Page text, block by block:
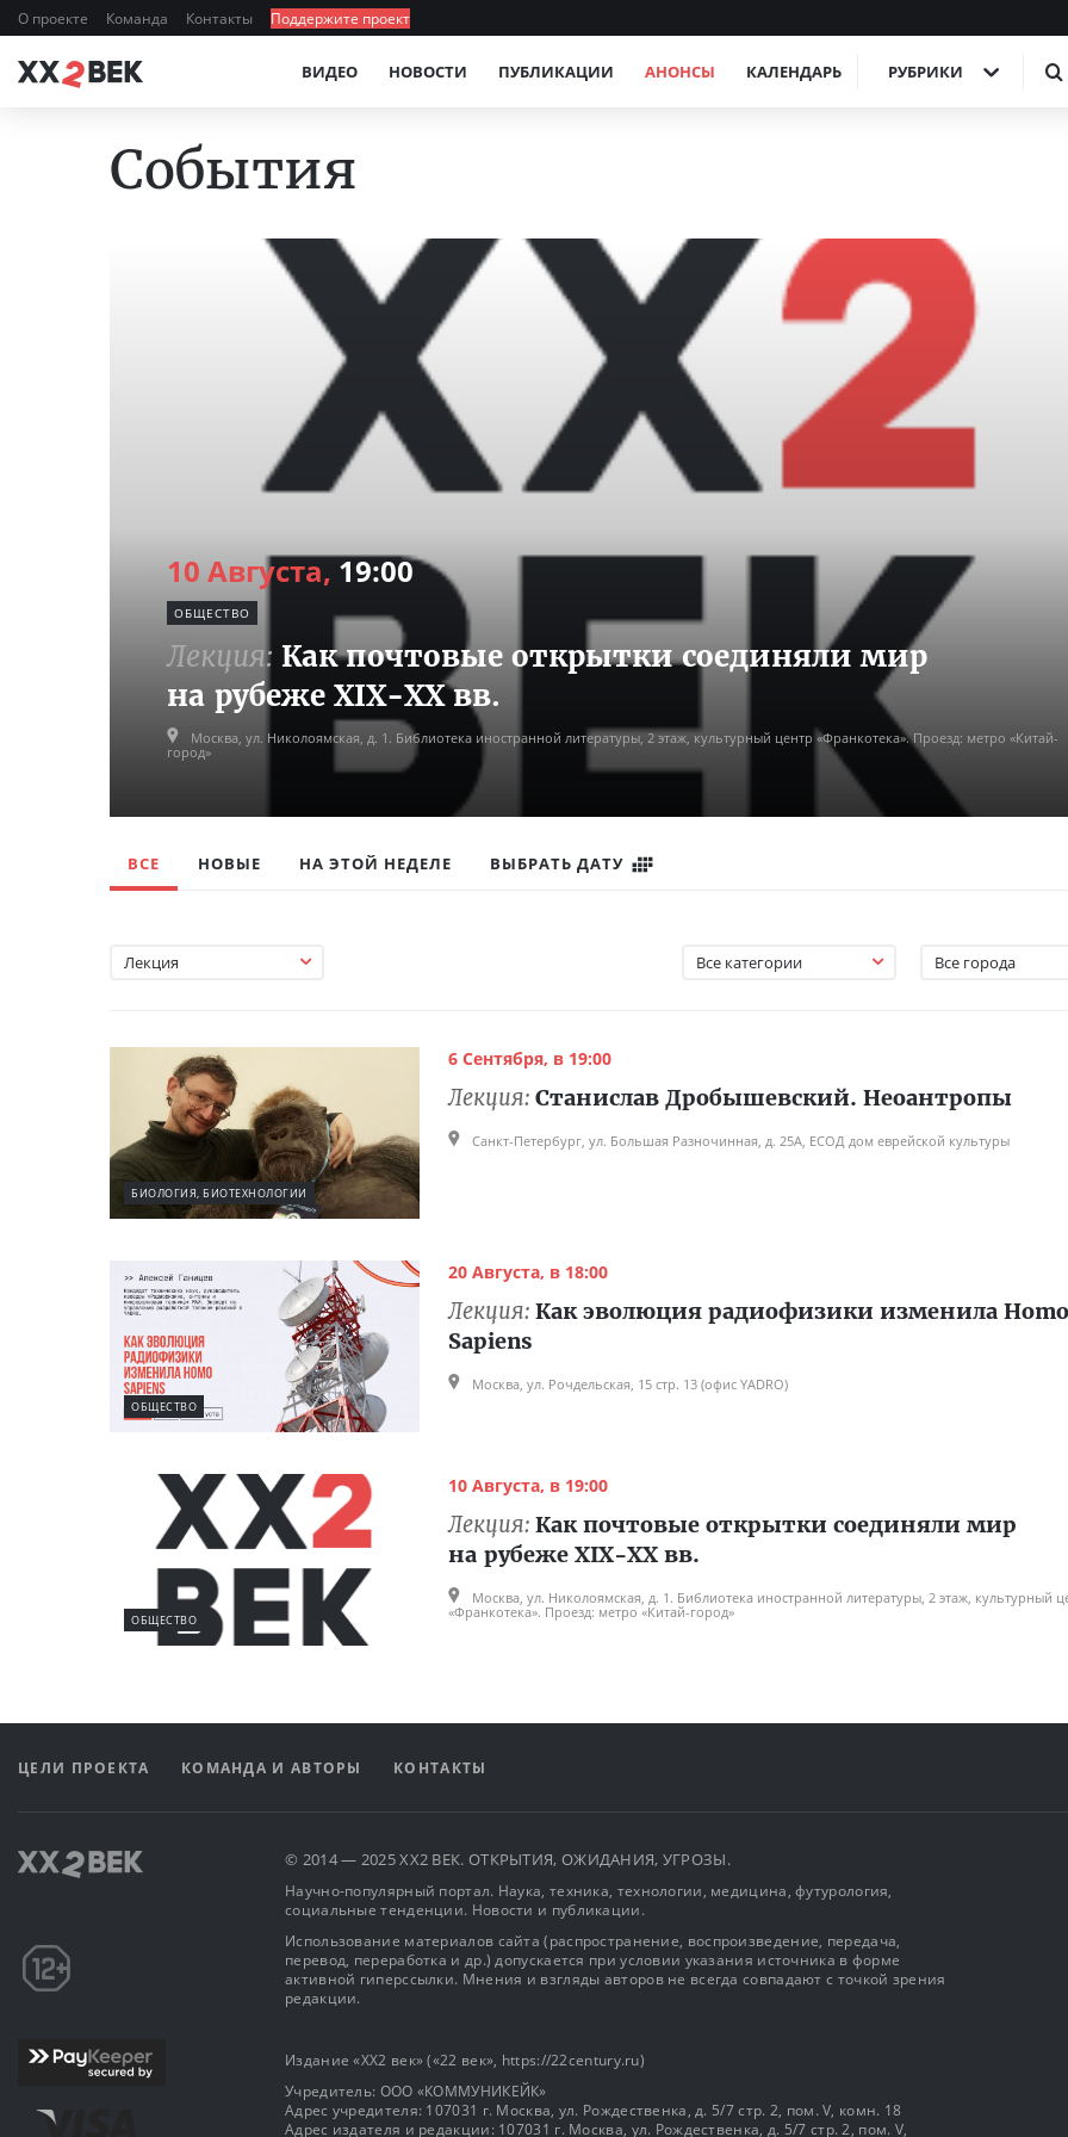
О проекте Команда Контакты Поддержите проект
ВИДЕО НОВОСТИ ПУБЛИКАЦИИ АНОНСЫ КАЛЕНДАРЬ РУБРИКИ
События
10 Августа,19:00
ОБЩЕСТВО
Лекция: Как почтовые открытки соединяли мир
на рубеже XIX-XX вв.
Москва, ул. Николоямская, д. 1. Библиотека иностранной литературы, 2 этаж, культурный центр «Франкотека». Проезд: метро «Китай-
город»
ВСЕ НОВЫЕ НА ЭТОЙ НЕДЕЛЕ ВЫБРАТЬ ДАТУ
Лекция Все категории Все города
БИОЛОГИЯ, БИОТЕХНОЛОГИИ
6 Сентября, в 19:00
Лекция: Станислав Дробышевский. Неоантропы
Санкт-Петербург, ул. Большая Разночинная, д. 25А, ЕСОД дом еврейской культуры
ОБЩЕСТВО
20 Августа, в 18:00
Лекция: Как эволюция радиофизики изменила Homo
Sapiens
Москва, ул. Рочдельская, 15 стр. 13 (офис YADRO)
ОБЩЕСТВО
10 Августа, в 19:00
Лекция: Как почтовые открытки соединяли мир
на рубеже XIX-XX вв.
Москва, ул. Николоямская, д. 1. Библиотека иностранной литературы, 2 этаж, культурный
«Франкотека». Проезд: метро «Китай-город»
ЦЕЛИ ПРОЕКТА КОМАНДА И АВТОРЫ КОНТАКТЫ
© 2014 — 2025 XX2 ВЕК. ОТКРЫТИЯ, ОЖИДАНИЯ, УГРОЗЫ.
Научно-популярный портал. Наука, техника, технологии, медицина, футурология,
социальные тенденции. Новости и публикации.
Использование материалов сайта (распространение, воспроизведение, передача,
перевод, переработка и др.) допускается при условии указания источника в форме
активной гиперссылки. Мнения и взгляды авторов не всегда совпадают с точкой зрения
редакции.
Издание «XX2 век» («22 век», https://22century.ru)
Учредитель: OOO «КОММУНИКЕЙК»
Адрес учредителя: 107031 г. Москва, ул. Рождественка, д. 5/7 стр. 2, пом. V, комн. 18
Адрес издателя и редакции: 107031 г. Москва, ул. Рождественка, д. 5/7 стр. 2, пом. V,